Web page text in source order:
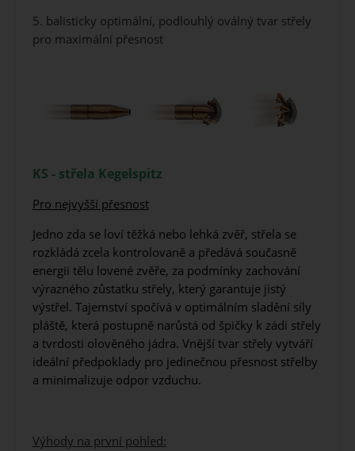
5. balisticky optimální, podlouhlý oválný tvar střely
pro maximální přesnost
KS - střela Kegelspitz
Pro nejvyšší přesnost
Jedno zda se loví těžká nebo lehká zvěř, střela se
rozkládá zcela kontrolovaně a předává současně
energii tělu lovené zvěře, za podmínky zachování
výrazného zůstatku střely, který garantuje jistý
výstřel. Tajemství spočívá v optimálním sladění síly
pláště, která postupně narůstá od špičky k zádi střely
a tvrdosti olověného jádra. Vnější tvar střely vytváří
ideální předpoklady pro jedinečnou přesnost střelby
a minimalizuje odpor vzduchu.
Výhody na první pohled: